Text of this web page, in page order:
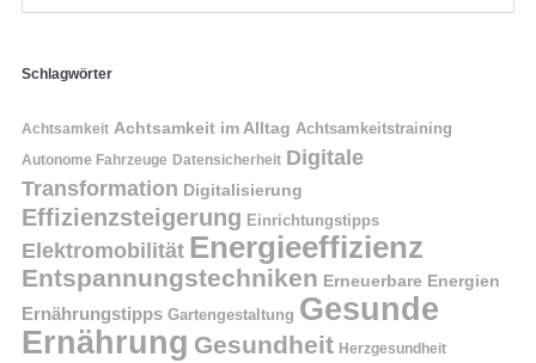
Schlagwörter
Achtsamkeit Achtsamkeit im Alltag Achtsamkeitstraining
Autonome Fahrzeuge Datensicherheit Digitale
Transformation Digitalisierung
Effizienzsteigerung Einrichtungstipps
Elektromobilität Energieeffizienz
Entspannungstechniken Erneuerbare Energien
Ernährungstipps Gartengestaltung Gesunde
Ernährung Gesundheit Herzgesundheit